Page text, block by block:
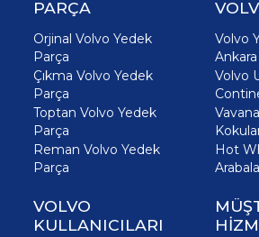
PARÇA
Orjinal Volvo Yedek
Parça
Çıkma Volvo Yedek
Parça
Toptan Volvo Yedek
Parça
Reman Volvo Yedek
Parça
Volvo
Ankara
Volvo
Hot
VOLVO
KULLANICILARI